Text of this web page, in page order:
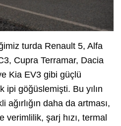
turda Renault 5, Alfa
Cupra Terramar, Dacia
Kia EV3 gibi güçlü
ipi göğüslemişti. Bu yılın
ağırlığın daha da artması,
verimlilik, şarj hızı, termal